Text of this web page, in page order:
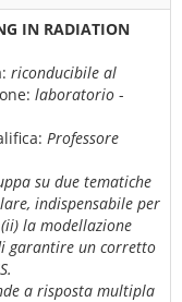
IN RADIATION
riconducibile al
laboratorio -
Professore
su due tematiche
indispensabile per
la modellazione
garantire un corretto
a risposta multipla